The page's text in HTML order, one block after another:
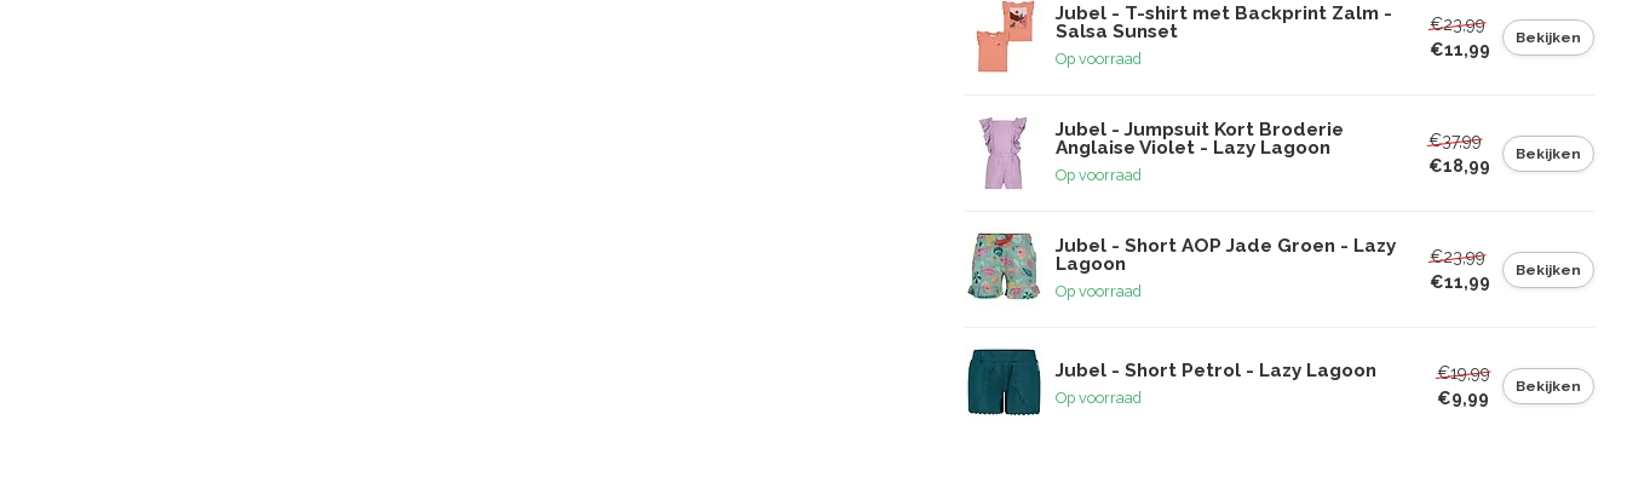
Jubel - T-shirt met Backprint Zalm -
Salsa Sunset
Op voorraad
€23,99
€11,99
Bekijken
Jubel - Jumpsuit Kort Broderie
Anglaise Violet - Lazy Lagoon
Op voorraad
€37,99
€18,99
Bekijken
Jubel - Short AOP Jade Groen - Lazy
Lagoon
Op voorraad
€23,99
€11,99
Bekijken
Jubel - Short Petrol - Lazy Lagoon
Op voorraad
€19,99
€9,99
Bekijken